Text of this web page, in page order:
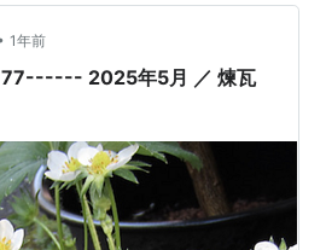
1年前
2025年5月 ／ 煉瓦